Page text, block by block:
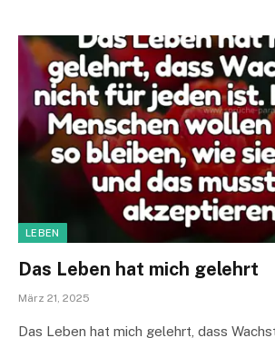
LEBEN
Das Leben hat mich gelehrt
März 21, 2025
Das Leben hat mich gelehrt, dass